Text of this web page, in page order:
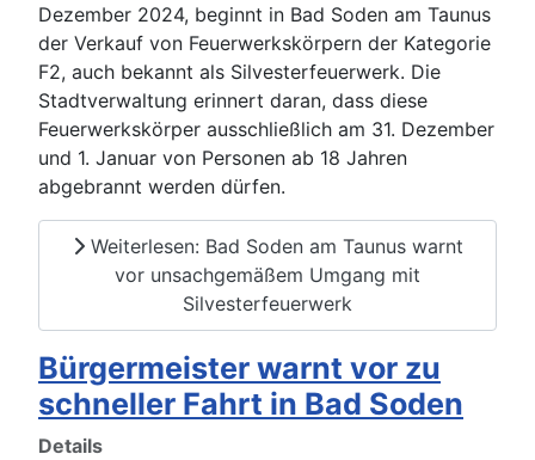
Dezember 2024, beginnt in Bad Soden am Taunus
der Verkauf von Feuerwerkskörpern der Kategorie
F2, auch bekannt als Silvesterfeuerwerk. Die
Stadtverwaltung erinnert daran, dass diese
Feuerwerkskörper ausschließlich am 31. Dezember
und 1. Januar von Personen ab 18 Jahren
abgebrannt werden dürfen.
Weiterlesen: Bad Soden am Taunus warnt
vor unsachgemäßem Umgang mit
Silvesterfeuerwerk
Bürgermeister warnt vor zu
schneller Fahrt in Bad Soden
Details